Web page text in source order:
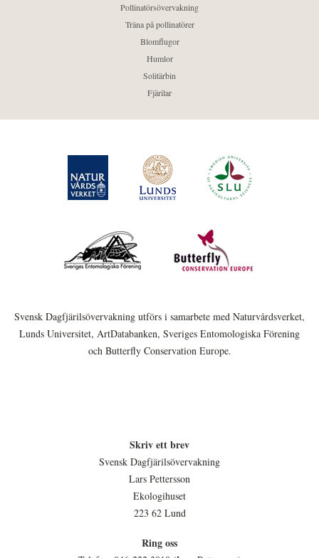
Pollinatörsövervakning
Träna på pollinatörer
Blomflugor
Humlor
Solitärbin
Fjärilar
Svensk Dagfjärilsövervakning utförs i samarbete med Naturvårdsverket,
Lunds Universitet, ArtDatabanken, Sveriges Entomologiska Förening
och Butterfly Conservation Europe.
Skriv ett brev
Svensk Dagfjärilsövervakning
Lars Pettersson
Ekologihuset
223 62 Lund
Ring oss